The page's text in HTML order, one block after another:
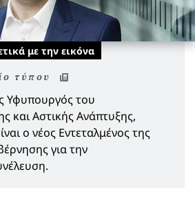
με την εικόνα
τύπου
Υφυπουργός του
και Αστικής Ανάπτυξης,
ο νέος Εντεταλμένος της
για την